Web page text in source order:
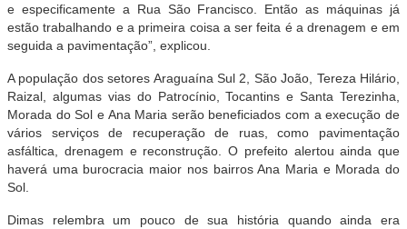
e especificamente a Rua São Francisco. Então as máquinas já
estão trabalhando e a primeira coisa a ser feita é a drenagem e em
seguida a pavimentação”, explicou.
A população dos setores Araguaína Sul 2, São João, Tereza Hilário,
Raizal, algumas vias do Patrocínio, Tocantins e Santa Terezinha,
Morada do Sol e Ana Maria serão beneficiados com a execução de
vários serviços de recuperação de ruas, como pavimentação
asfáltica, drenagem e reconstrução. O prefeito alertou ainda que
haverá uma burocracia maior nos bairros Ana Maria e Morada do
Sol.
Dimas relembra um pouco de sua história quando ainda era